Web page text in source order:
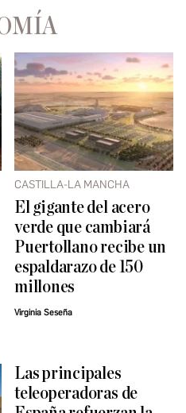
CASTILLA-LA MANCHA
El gigante del acero
verde que cambiará
Puertollano recibe un
espaldarazo de 150
millones
Virginia Seseña
Las principales
teleoperadoras de